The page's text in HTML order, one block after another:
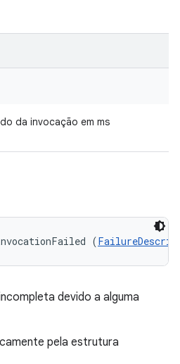
da invocação em ms
(
devido a alguma
pela estrutura